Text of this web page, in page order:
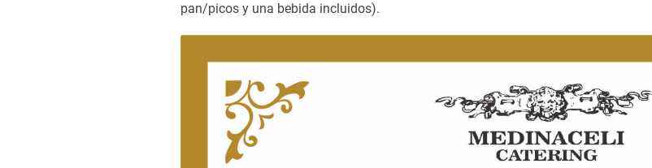
pan/picos y una bebida incluidos).